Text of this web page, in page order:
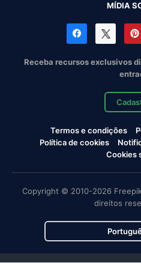
MÍDIA
Receba recursos exclusivos
Termos e condições
Política de cookies
Cookies
Copyright © 2010-2026
direitos